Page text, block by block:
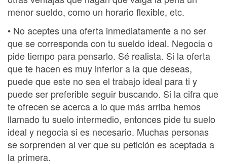
menor sueldo, como un horario flexible, etc.
• No aceptes una oferta inmediatamente a no ser
que se corresponda con tu sueldo ideal. Negocia o
pide tiempo para pensarlo. Sé realista. Si la oferta
que te hacen es muy inferior a la que deseas,
puede que este no sea el trabajo ideal para ti y
puede ser preferible seguir buscando. Si la cifra que
te ofrecen se acerca a lo que más arriba hemos
llamado tu suelo intermedio, entonces pide tu suelo
ideal y negocia si es necesario. Muchas personas
se sorprenden al ver que su petición es aceptada a
la primera.